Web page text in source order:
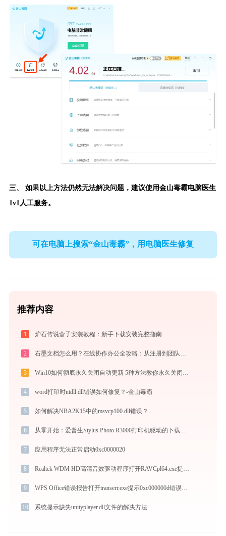
三、 如果以上方法仍然无法解决问题，建议使用金山毒霸电脑医生
1v1人工服务。
可在电脑上搜索“金山毒霸”，用电脑医生修复
推荐内容
1 炉石传说盒子安装教程：新手下载安装完整指南
2
3
4 word打印时ntdll.dll错误如何修复？-金山毒霸
5 如何解决NBA2K15中的msvcp100.dll错误？
6
7 应用程序无法正常启动0xc0000020
8
9 WPS Office错误报告打开transerr.exe提示0xc000000d错误码怎么办
10 系统提示缺失unityplayer.dll文件的解决方法